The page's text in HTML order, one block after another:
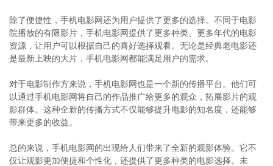
除了便捷性，手机电影网还为用户提供了更多的选择。不同于电影
院播放的有限影片，手机电影网提供了更多种类、更多年代的电影
资源，让用户可以根据自己的喜好选择观看。无论是经典老电影还
是最新上映的大片，手机电影网都能满足用户的需求。
对于电影制作方来说，手机电影网也是一个新的传播平台。他们可
以通过手机电影网将自己的作品推广给更多的观众，拓展影片的观
影群体。这种全新的传播方式不仅能够提升电影的知名度，还能够
带来更多的收益。
总的来说，手机电影网的出现给人们带来了全新的观影体验。它不
仅让观影更加便捷和个性化，还提供了更多种类的电影选择。未